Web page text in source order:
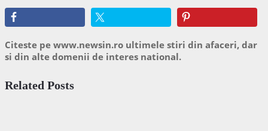
Citeste pe www.newsin.ro ultimele stiri din afaceri, dar
si din alte domenii de interes national.
Related Posts